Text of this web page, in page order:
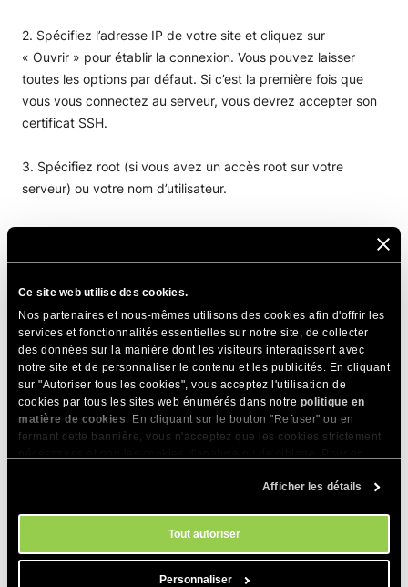
Ce site web utilise des cookies.
Nos partenaires et nous-mêmes utilisons des cookies afin d'offrir les
services et fonctionnalités essentielles sur notre site, de collecter
des données sur la manière dont les visiteurs interagissent avec
notre site et de personnaliser le contenu et les publicités. En cliquant
sur "Autoriser tous les cookies", vous acceptez l'utilisation de
cookies par tous les sites web énumérés dans notre politique en
matière de cookies. En cliquant sur le bouton "Refuser" ou en
fermant cette bannière, vous n'acceptez que les cookies strictement
. Vous pouvez gérer vos préférences
Afficher les détails
Tout autoriser
Personnaliser
2. Spécifiez l’adresse IP de votre site et cliquez sur
« Ouvrir » pour établir la connexion. Vous pouvez laisser
toutes les options par défaut. Si c’est la première fois que
vous vous connectez au serveur, vous devrez accepter son
certificat SSH.
3. Spécifiez root (si vous avez un accès root sur votre
serveur) ou votre nom d’utilisateur.
4. Saisissez votre mot de passe.
un serveur SSH avec une configuration par défaut.
Pour le rendre plus sûr, SiteGround a apporté des
modifications supplémentaires telles que la modification du
port SSH par défaut, le remplacement de l’autorisation par
mot de passe par des clés et bien d’autres.
PARTAGER CET ARTICLE